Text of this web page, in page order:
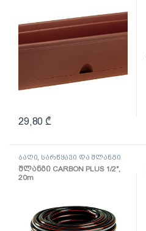
29,80 ₾
ბაღი სარწყავი და შლანგი
შლანგი CARBON PLUS 1/2″,
20m